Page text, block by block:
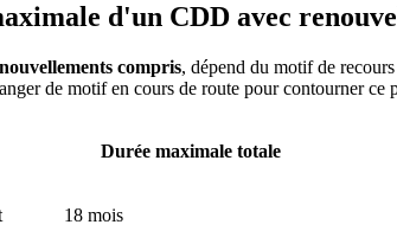
d'un CDD avec
compris, dépend du motif de
de motif en cours de route pour contourner ce
Durée maximale totale
18 mois